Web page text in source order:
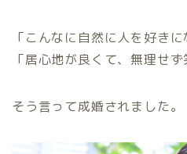
「こんなに自然に人を好き
「居心地が良くて、無理せず
そう言って成婚されました。